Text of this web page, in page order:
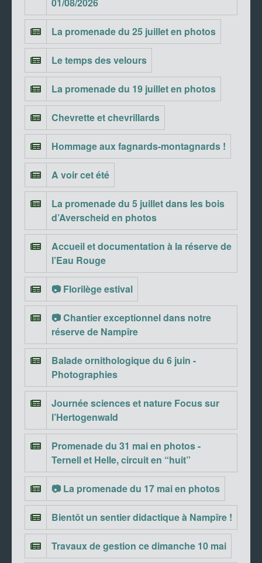
01/08/2026
La promenade du 25 juillet en photos
Le temps des velours
La promenade du 19 juillet en photos
Chevrette et chevrillards
Hommage aux fagnards-montagnards !
A voir cet été
La promenade du 5 juillet dans les bois
d’Averscheid en photos
Accueil et documentation à la réserve de
l’Eau Rouge
📷 Florilège estival
📷 Chantier exceptionnel dans notre
réserve de Nampîre
Balade ornithologique du 6 juin -
Photographies
Journée sciences et nature Focus sur
l’Hertogenwald
Promenade du 31 mai en photos -
Ternell et Helle, circuit en “huit”
📷 La promenade du 17 mai en photos
Bientôt un sentier didactique à Nampîre !
Travaux de gestion ce dimanche 10 mai